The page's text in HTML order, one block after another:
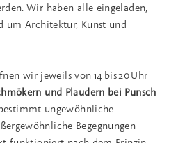
Wir haben alle eingeladen,
um Architektur, Kunst und
wir jeweils von 14 bis 20 Uhr
und Plaudern bei Punsch
ungewöhnliche
Begegnungen